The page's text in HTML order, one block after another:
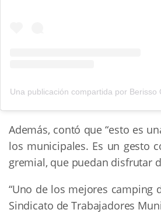
Además, contó que “esto es
los municipales. Es un gesto
gremial, que puedan disfrutar
“Uno de los mejores camping
Sindicato de Trabajadores